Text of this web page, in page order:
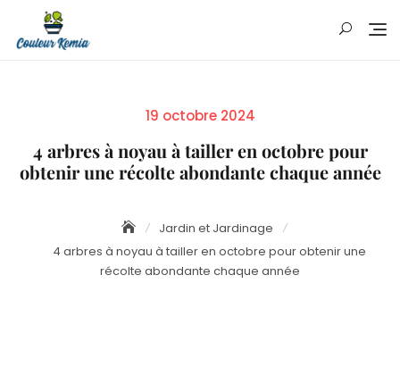
content
Posted
19 octobre 2024
4 arbres à noyau à tailler en octobre pour
obtenir une récolte abondante chaque année
Jardin et Jardinage
4 arbres à noyau à tailler en octobre pour obtenir une
récolte abondante chaque année